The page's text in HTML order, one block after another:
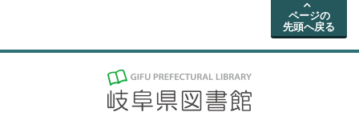
ページの
先頭へ戻る